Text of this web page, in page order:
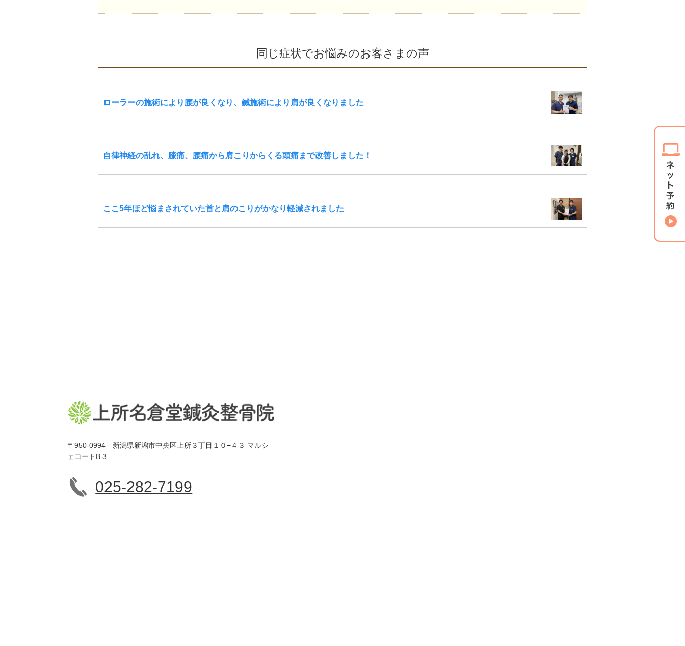
同じ症状でお悩みのお客さまの声
ローラーの施術により腰が良くなり、鍼施術により肩が良くなりました
自律神経の乱れ、膝痛、腰痛から肩こりからくる頭痛まで改善しました！
ここ5年ほど悩まされていた首と肩のこりがかなり軽減されました
〒950-0994 新潟県新潟市中央区上所３丁目１０−４３ マルシ
ェコートB 3
025-282-7199